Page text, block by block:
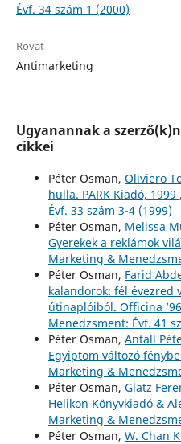
Évf. 34 szám 1 (2000)
Rovat
Antimarketing
Ugyanannak a
cikkei
Péter Osman, Oliviero
hulla. PARK Kiadó, 1999 ,
Évf. 33 szám 3-4 (1999)
Péter Osman, Melissa
Gyerekek a reklámok
Marketing &
Péter Osman, Farid
kalandorok: fél évezred
útinaplóiból. Officina
Menedzsment: Évf. 41
Péter Osman, Antall
Egyiptom változó
Marketing &
Péter Osman, Glatz
Helikon Könyvkiadó &
Marketing &
Péter Osman, W. Chan